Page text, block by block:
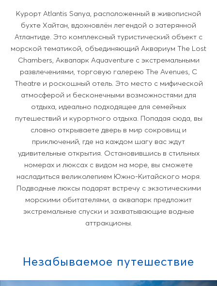
Курорт Atlantis Sanya, расположенный в живописной
бухте Хайтан, вдохновлён легендой о затерянной
Атлантиде. Это комплексный туристический объект с
морской тематикой, объединяющий Аквариум The Lost
Chambers, Аквапарк Aquaventure с экстремальными
развлечениями, торговую галерею The Avenues, C
Theatre и роскошный отель. Это место с мифической
атмосферой и бесконечными возможностями для
отдыха, идеально подходящее для семейных
путешествий и курортного отдыха. Попадая сюда, вы
словно открываете дверь в мир сокровищ и
приключений, где на каждом шагу вас ждут
удивительные открытия. Остановившись в стильных
номерах и люксах с видом на море, вы сможете
насладиться великолепием Южно-Китайского моря.
Подводные люксы подарят встречу с экзотическими
морскими обитателями, а аквапарк предложит
экстремальные спуски и захватывающие водные
аттракционы.
Незабываемое путешествие